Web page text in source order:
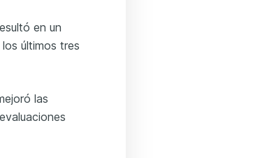
en un
últimos tres
las